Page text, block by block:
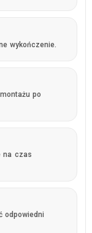
wykończenie.
po
na czas
odpowiedni